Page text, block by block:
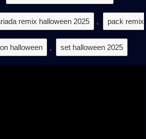
remix halloween 2025 , pack remix
halloween , set halloween 2025